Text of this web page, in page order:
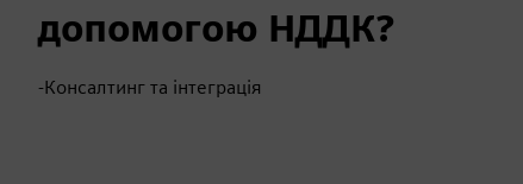
допомогою НДДК?
-Консалтинг та інтеграція